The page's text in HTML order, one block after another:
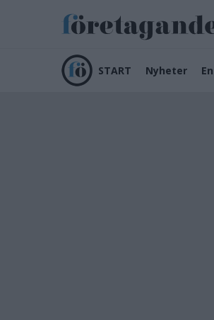
START Nyheter